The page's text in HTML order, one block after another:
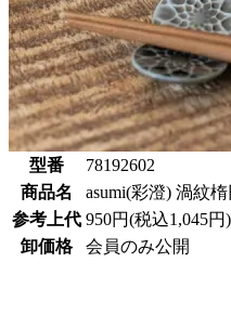
型番
78192602
商品名
asumi(彩澄) 渦紋
参考上代 950円(税込1,045円)
卸価格
会員のみ公開